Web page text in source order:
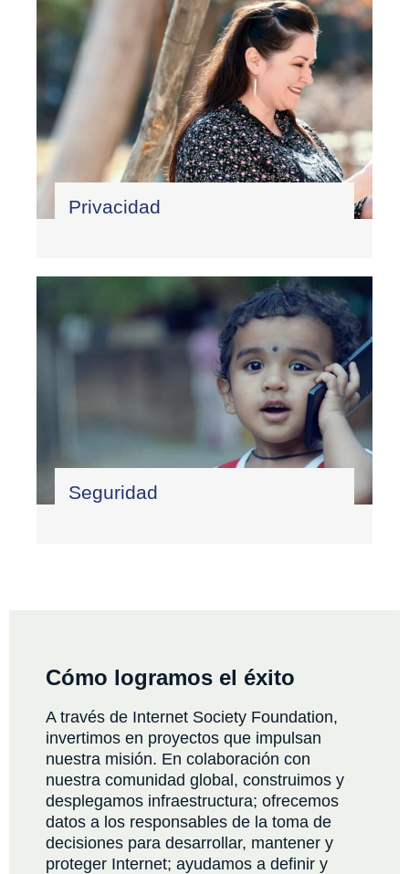
Privacidad
Seguridad
Cómo logramos el éxito
A través de Internet Society Foundation,
invertimos en proyectos que impulsan
nuestra misión. En colaboración con
nuestra comunidad global, construimos y
desplegamos infraestructura; ofrecemos
datos a los responsables de la toma de
decisiones para desarrollar, mantener y
proteger Internet; ayudamos a definir y